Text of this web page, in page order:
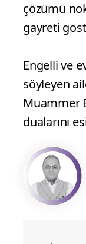
çözümü
gayreti
Engelli ve
söyleyen
Muammer
dualarını